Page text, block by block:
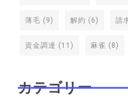
薄毛 (9) 解約 (6) 請
資金調達 (11) 麻雀 (8)
カテゴリー